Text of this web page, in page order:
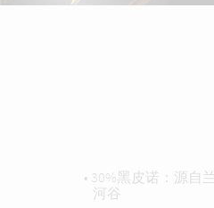
• 30%黑皮诺：源自
河谷